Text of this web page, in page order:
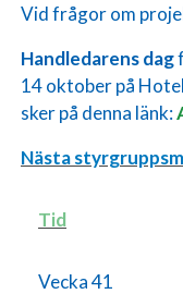
Vid frågor om
Handledarens dag
14 oktober på
sker på denna länk:
Nästa
Tid
Vecka 41